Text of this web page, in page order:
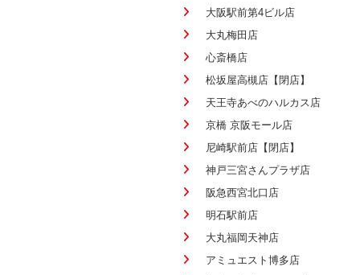
大阪駅前第4ビル店
大丸梅田店
心斎橋店
松坂屋高槻店【閉店】
天王寺あべのハルカス店
京橋 京阪モール店
尼崎駅前店【閉店】
神戸三宮さんプラザ店
阪急西宮北口店
明石駅前店
大丸福岡天神店
アミュエスト博多店